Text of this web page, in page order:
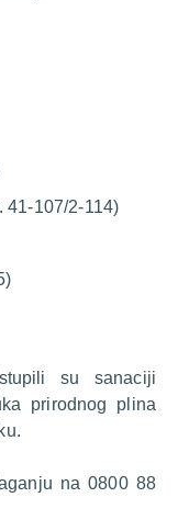
41-107/2-114)
su sanaciji
prirodnog plina
na 0800 88